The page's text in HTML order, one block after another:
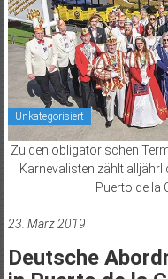
Unkategorisiert
Zu den obligatorischen
Karnevalisten zählt
Puerto de la
23. März 2019
Deutsche